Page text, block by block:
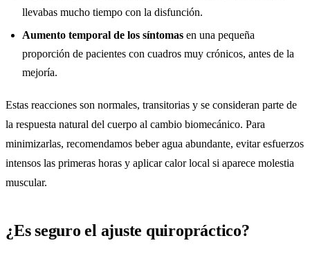
llevabas mucho tiempo con la disfunción.
Aumento temporal de los síntomas en una pequeña
proporción de pacientes con cuadros muy crónicos, antes de la
mejoría.
Estas reacciones son normales, transitorias y se consideran parte de
la respuesta natural del cuerpo al cambio biomecánico. Para
minimizarlas, recomendamos beber agua abundante, evitar esfuerzos
intensos las primeras horas y aplicar calor local si aparece molestia
muscular.
¿Es seguro el ajuste quiropráctico?